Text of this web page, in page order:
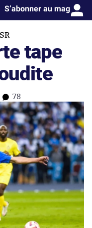
S’abonner au mag
tape
78